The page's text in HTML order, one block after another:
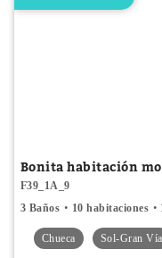
Bonita habitación
F39_1A_9
3 Baños
10 habitaciones
Chueca Sol-Gran Vía